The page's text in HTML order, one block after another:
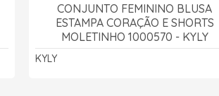
CONJUNTO FEMININO BLUSA
ESTAMPA CORAÇÃO E SHORTS
MOLETINHO 1000570 - KYLY
KYLY